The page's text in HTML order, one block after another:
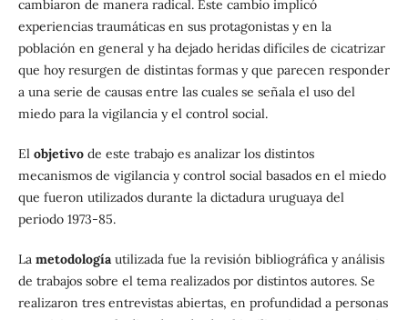
cambiaron de manera radical. Este cambio implicó
experiencias traumáticas en sus protagonistas y en la
población en general y ha dejado heridas difíciles de cicatrizar
que hoy resurgen de distintas formas y que parecen responder
a una serie de causas entre las cuales se señala el uso del
miedo para la vigilancia y el control social.
El objetivode este trabajo es analizar los distintos
mecanismos de vigilancia y control social basados en el miedo
que fueron utilizados durante la dictadura uruguaya del
periodo 1973-85.
La metodologíautilizada fue la revisión bibliográfica y análisis
de trabajos sobre el tema realizados por distintos autores. Se
realizaron tres entrevistas abiertas, en profundidad a personas